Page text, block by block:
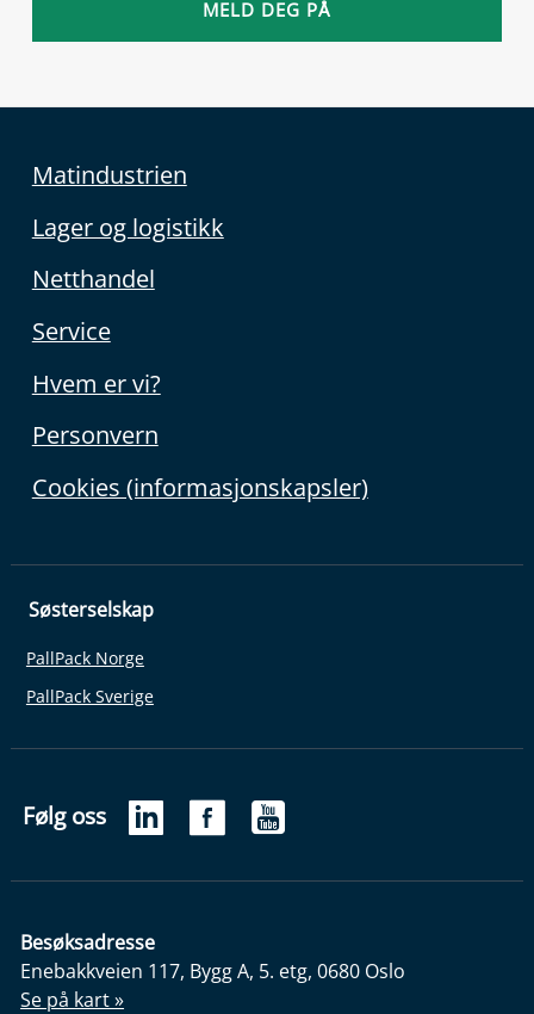
Matindustrien
Lager og logistikk
Netthandel
Service
Hvem er vi?
Personvern
Cookies (informasjonskapsler)
Søsterselskap
PallPack Norge
PallPack Sverige
Følg oss
Besøksadresse
Enebakkveien 117, Bygg A, 5. etg, 0680 Oslo
Se på kart »